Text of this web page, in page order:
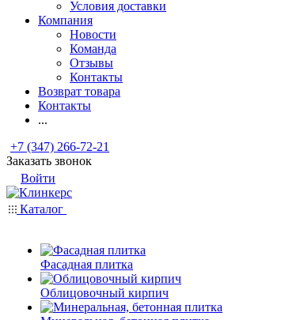
Условия доставки
Компания
Новости
Команда
Отзывы
Контакты
Возврат товара
Контакты
...
+7 (347) 266-72-21
Заказать звонок
Войти
Каталог
Фасадная плитка
Облицовочный кирпич